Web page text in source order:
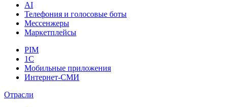
AI
Телефония и голосовые боты
Мессенжеры
Маркетплейсы
PIM
1C
Мобильные приложения
Интернет-СМИ
Отрасли